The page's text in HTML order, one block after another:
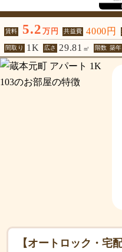
賃料 5.2 万円 共益費 4000円
間取り 1K 広さ 29.81 ㎡ 階数 築年
【オートロック・宅